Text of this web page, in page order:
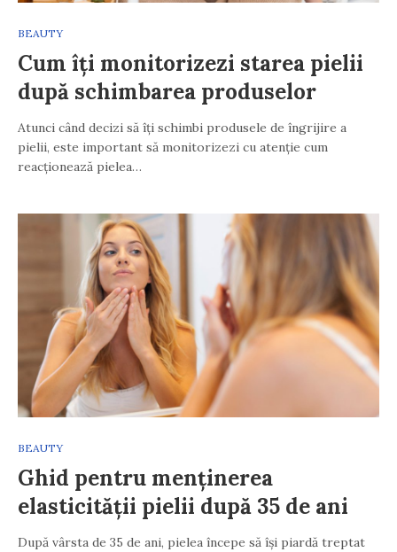
BEAUTY
Cum îți monitorizezi starea pielii
după schimbarea produselor
Atunci când decizi să îți schimbi produsele de îngrijire a
pielii, este important să monitorizezi cu atenție cum
reacționează pielea…
BEAUTY
Ghid pentru menținerea
elasticității pielii după 35 de ani
După vârsta de 35 de ani, pielea începe să își piardă treptat